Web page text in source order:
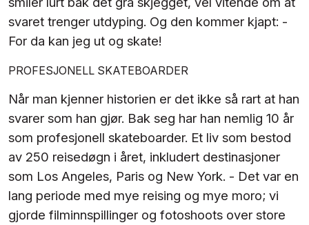
svaret trenger utdyping. Og den kommer kjapt: -
For da kan jeg ut og skate!
PROFESJONELL SKATEBOARDER
Når man kjenner historien er det ikke så rart at han
svarer som han gjør. Bak seg har han nemlig 10 år
som profesjonell skateboarder. Et liv som bestod
av 250 reisedøgn i året, inkludert destinasjoner
som Los Angeles, Paris og New York. - Det var en
lang periode med mye reising og mye moro; vi
gjorde filminnspillinger og fotoshoots over store